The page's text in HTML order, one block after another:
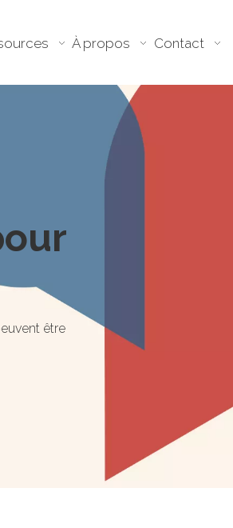
À propos Contact
être